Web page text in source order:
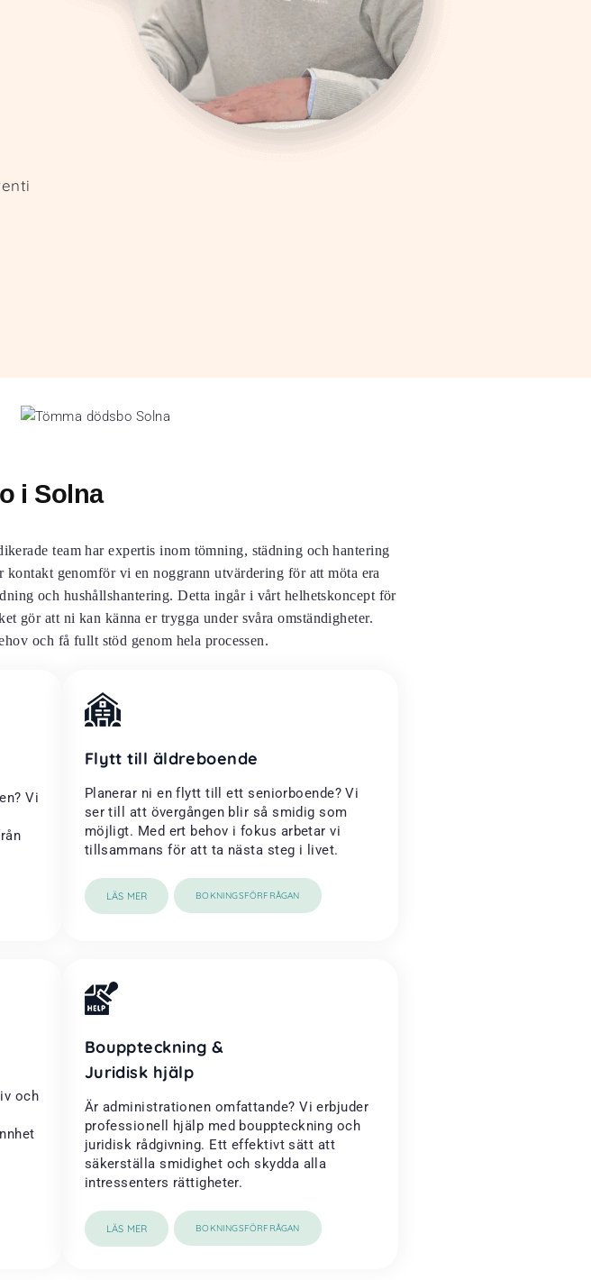
i Solna
team har expertis inom tömning, städning och hantering
genomför vi en noggrann utvärdering för att möta era
och hushållshantering. Detta ingår i vårt helhetskoncept för
gör att ni kan känna er trygga under svåra omständigheter.
och få fullt stöd genom hela processen.
Vi
Flytt till äldreboende
Planerar ni en flytt till ett seniorboende? Vi
ser till att övergången blir så smidig som
möjligt. Med ert behov i fokus arbetar vi
tillsammans för att ta nästa steg i livet.
LÄS MER BOKNINGSFÖRFRÅGAN
och
Bouppteckning &
Juridisk hjälp
Är administrationen omfattande? Vi erbjuder
professionell hjälp med bouppteckning och
juridisk rådgivning. Ett effektivt sätt att
säkerställa smidighet och skydda alla
intressenters rättigheter.
LÄS MER BOKNINGSFÖRFRÅGAN